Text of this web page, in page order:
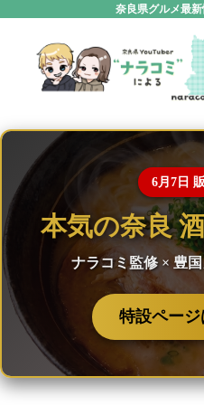
奈良県グルメ最新
6月7日
本気の奈良
ナラコミ監修 × 豊
特設ペー